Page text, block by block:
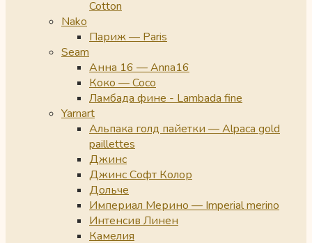
Cotton
Nako
Париж — Paris
Seam
Анна 16 — Anna16
Коко — Coco
Ламбада фине - Lambada fine
Yarnart
Альпака голд пайетки — Alpaca gold
paillettes
Джинс
Джинс Софт Колор
Дольче
Империал Мерино — Imperial merino
Интенсив Линен
Камелия